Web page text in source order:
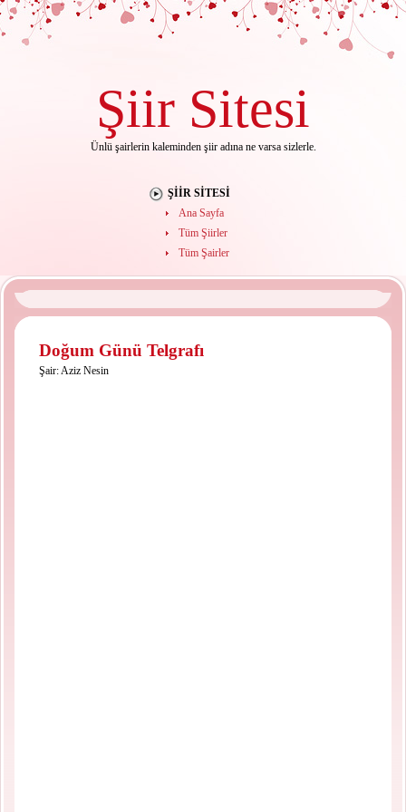
Şiir Sitesi
Ünlü şairlerin kaleminden şiir adına ne varsa sizlerle.
ŞIIR SITESI
Ana Sayfa
Tüm Şiirler
Tüm Şairler
Doğum Günü Telgrafı
Şair:Aziz Nesin